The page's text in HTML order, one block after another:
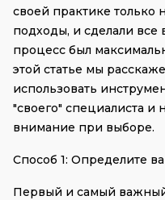
своей практике только
подходы, и сделали все
процесс был
этой статье мы
использовать
"своего" специалиста и
внимание при выборе.
Способ 1: Определите
Первый и самый